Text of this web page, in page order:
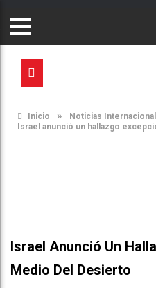
Inicio » Noticias
Israel anunció un hallazgo
Israel Anunció Un
Medio Del Desierto